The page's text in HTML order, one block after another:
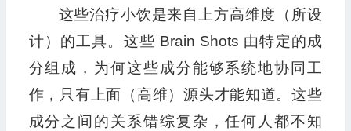
这些治疗小饮是来自上方高维度（所设
计）的工具。这些 Brain Shots 由特定的成
分组成，为何这些成分能够系统地协同工
作，只有上面（高维）源头才能知道。这些
成分之间的关系错综复杂，任何人都不知